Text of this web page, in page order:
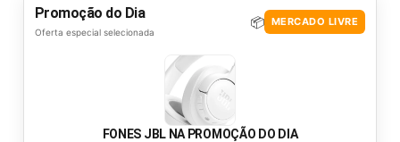
Promoção do Dia
Oferta especial selecionada
📦 MERCADO LIVRE
FONES JBL NA PROMOÇÃO DO DIA